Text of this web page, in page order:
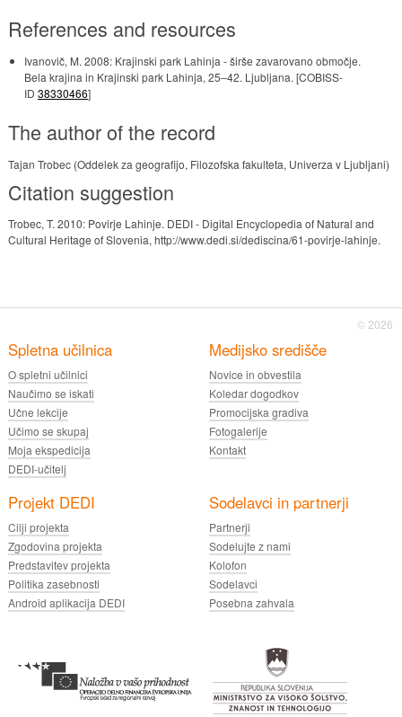
References and resources
Ivanovič, M. 2008: Krajinski park Lahinja - širše zavarovano območje.
Bela krajina in Krajinski park Lahinja, 25–42. Ljubljana. [COBISS-
ID 38330466]
The author of the record
Tajan Trobec (Oddelek za geografijo, Filozofska fakulteta, Univerza v Ljubljani)
Citation suggestion
Trobec, T. 2010: Povirje Lahinje. DEDI - Digital Encyclopedia of Natural and
Cultural Heritage of Slovenia, http://www.dedi.si/dediscina/61-povirje-lahinje.
© 2026
Spletna učilnica
O spletni učilnici
Naučimo se iskati
Učne lekcije
Učimo se skupaj
Moja ekspedicija
DEDI-učitelj
Medijsko središče
Novice in obvestila
Koledar dogodkov
Promocijska gradiva
Fotogalerije
Kontakt
Projekt DEDI
Cilji projekta
Zgodovina projekta
Predstavitev projekta
Politika zasebnosti
Android aplikacija DEDI
Sodelavci in partnerji
Partnerji
Sodelujte z nami
Kolofon
Sodelavci
Posebna zahvala